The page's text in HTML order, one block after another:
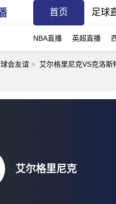
首页 足球
NBA直播 英超直播
球会友谊 > 艾尔格里尼克VS克洛斯
艾尔格里尼克